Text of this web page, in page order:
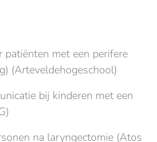
patiënten met een perifere
(Arteveldehogeschool)
bij kinderen met een
na laryngectomie (Atos